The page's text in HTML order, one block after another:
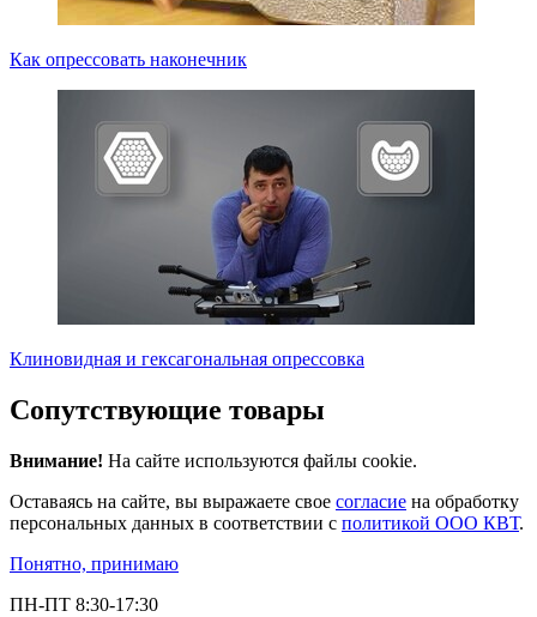
Как опрессовать наконечник
Клиновидная и гексагональная опрессовка
Сопутствующие товары
Внимание! На сайте используются файлы cookie.
Оставаясь на сайте, вы выражаете свое согласие на обработку
персональных данных в соответствии с политикой ООО КВТ.
Понятно, принимаю
ПН-ПТ 8:30-17:30